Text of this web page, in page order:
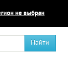
не выбран
Найти